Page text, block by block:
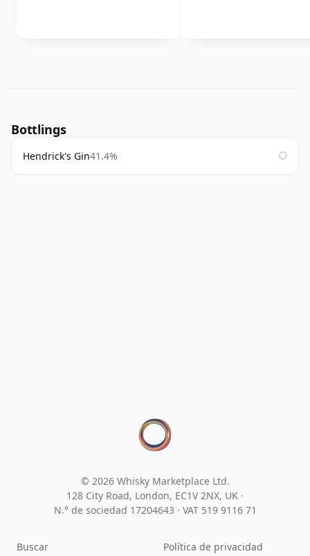
Bottlings
Hendrick's Gin41.4%
© 2026 Whisky Marketplace Ltd.
128 City Road, London, EC1V 2NX, UK ·
N.° de sociedad 17204643 · VAT 519 9116 71
Buscar Política de privacidad